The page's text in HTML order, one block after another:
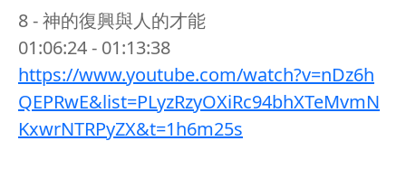
8 - 神的復興與人的才能
01:06:24 - 01:13:38
https://www.youtube.com/watch?v=nDz6h
QEPRwE&list=PLyzRzyOXiRc94bhXTeMvmN
KxwrNTRPyZX&t=1h6m25s